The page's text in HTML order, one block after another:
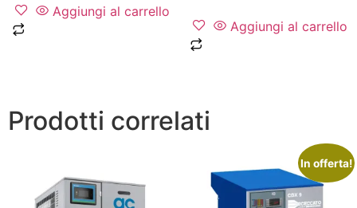
Aggiungi al carrello
Aggiungi al carrello
Prodotti correlati
In offerta!